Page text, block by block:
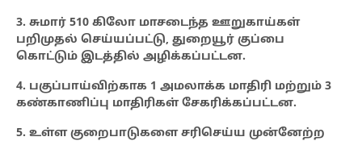
3. சுமார் 510 கிலோ மாசடைந்த ஊறுகாய்கள்
பறிமுதல் செய்யப்பட்டு, துறையூர் குப்பை
கொட்டும் இடத்தில் அழிக்கப்பட்டன.
4. பகுப்பாய்விற்காக 1 அமலாக்க மாதிரி மற்றும் 3
கண்காணிப்பு மாதிரிகள் சேகரிக்கப்பட்டன.
5. உள்ள குறைபாடுகளை சரிசெய்ய முன்னேற்ற